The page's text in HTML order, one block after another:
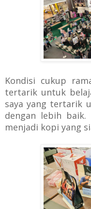
Kondisi cukup
tertarik untuk
saya yang tertarik
dengan lebih baik.
menjadi kopi yang